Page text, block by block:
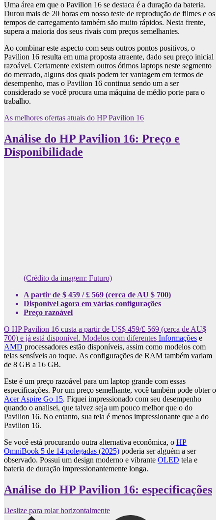
Uma área em que o Pavilion 16 se destaca é a duração da bateria.
Durou mais de 20 horas em nosso teste de reprodução de filmes e os
tempos de carregamento também são muito rápidos. Nesta frente,
supera a maioria dos seus rivais com preços semelhantes.
Ao combinar este aspecto com seus outros pontos positivos, o
Pavilion 16 resulta em uma proposta atraente, dado seu preço inicial
razoável. Certamente existem outros ótimos laptops neste segmento
do mercado, alguns dos quais podem ter vantagem em termos de
desempenho, mas o Pavilion 16 continua sendo um a ser
considerado se você procura uma máquina de médio porte para o
trabalho.
As melhores ofertas atuais do HP Pavilion 16
Análise do HP Pavilion 16: Preço e
Disponibilidade
(Crédito da imagem: Futuro)
A partir de $ 459 / £ 569 (cerca de AU $ 700)
Disponível agora em várias configurações
Preço razoável
O HP Pavilion 16 custa a partir de US$ 459/£ 569 (cerca de AU$
700) e já está disponível. Modelos com diferentes Informações e
AMD processadores estão disponíveis, assim como modelos com
telas sensíveis ao toque. As configurações de RAM também variam
de 8 GB a 16 GB.
Este é um preço razoável para um laptop grande com essas
especificações. Por um preço semelhante, você também pode obter o
Acer Aspire Go 15. Fiquei impressionado com seu desempenho
quando o analisei, que talvez seja um pouco melhor que o do
Pavilion 16. No entanto, sua tela é menos impressionante que a do
Pavilion 16.
Se você está procurando outra alternativa econômica, o HP
OmniBook 5 de 14 polegadas (2025) poderia ser alguém a ser
observado. Possui um design moderno e vibrante OLED tela e
bateria de duração impressionantemente longa.
Análise do HP Pavilion 16: especificações
Deslize para rolar horizontalmente